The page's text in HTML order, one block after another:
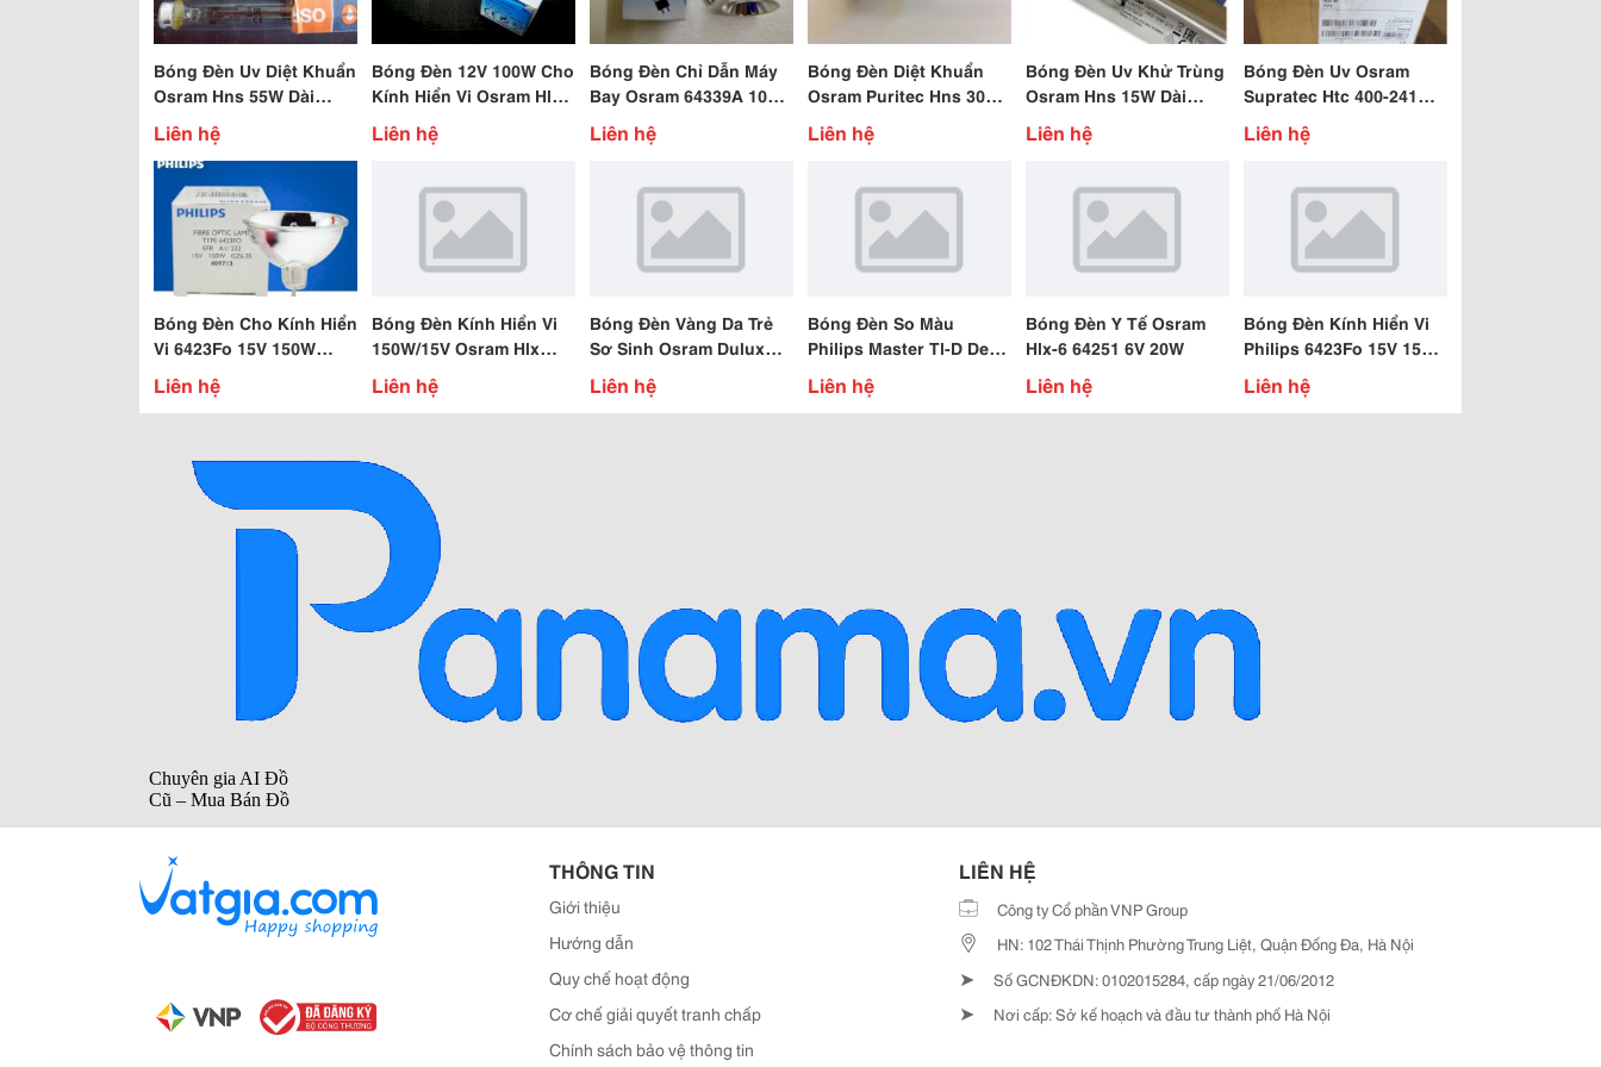
Bóng Đèn Uv Diệt Khuẩn
Osram Hns 55W Dài
900Mm
Liên hệ
Bóng Đèn 12V 100W Cho
Kính Hiển Vi Osram Hlx
64625
Liên hệ
Bóng Đèn Chỉ Dẫn Máy
Bay Osram 64339A 105W
6.6A
Liên hệ
Bóng Đèn Diệt Khuẩn
Osram Puritec Hns 30W
G12
Liên hệ
Bóng Đèn Uv Khử Trùng
Osram Hns 15W Dài
438Mm
Liên hệ
Bóng Đèn Uv Osram
Supratec Htc 400-241
400W Đui Kẹp R7S
Liên hệ
Bóng Đèn Cho Kính Hiển
Vi 6423Fo 15V 150W
Philips
Liên hệ
Bóng Đèn Kính Hiển Vi
150W/15V Osram Hlx
64634
Liên hệ
Bóng Đèn Vàng Da Trẻ
Sơ Sinh Osram Dulux
Blue 9W/71 Italy
Liên hệ
Bóng Đèn So Màu
Philips Master Tl-D De
Luxe 36W/965 1.2M
Liên hệ
Bóng Đèn Y Tế Osram
Hlx-6 64251 6V 20W
Liên hệ
Bóng Đèn Kính Hiển Vi
Philips 6423Fo 15V 150W
Gz6.35
Liên hệ
THÔNG TIN
Giới thiệu
Hướng dẫn
Quy chế hoạt động
Cơ chế giải quyết tranh chấp
Chính sách bảo vệ thông tin
LIÊN HỆ
Công ty Cổ phần VNP Group
HN: 102 Thái Thịnh Phường Trung Liệt, Quận Đống Đa, Hà Nội
➤ Số GCNĐKDN: 0102015284, cấp ngày 21/06/2012
➤ Nơi cấp: Sở kế hoạch và đầu tư thành phố Hà Nội